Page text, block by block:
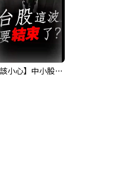
【該小心】中小股派對結束 ? 關鍵訊號都指向...